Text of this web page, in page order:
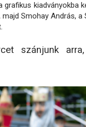
grafikus
Smohay András, a
szánjunk